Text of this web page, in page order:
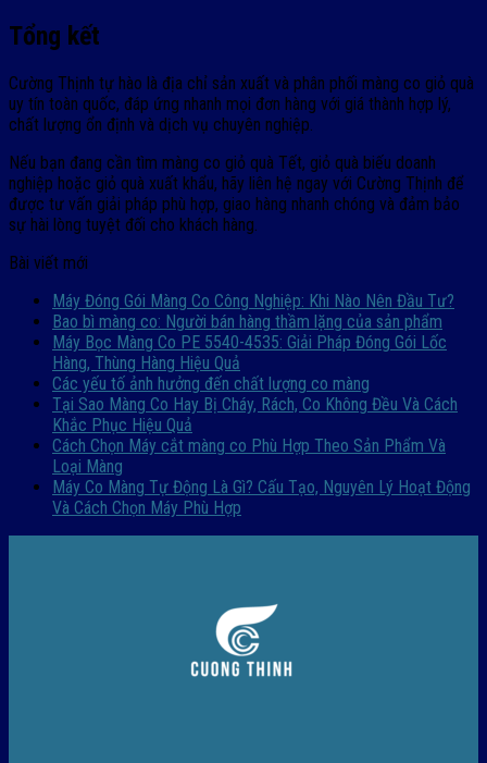
Tổng kết
Cường Thịnh tự hào là địa chỉ sản xuất và phân phối màng co giỏ quà
uy tín toàn quốc, đáp ứng nhanh mọi đơn hàng với giá thành hợp lý,
chất lượng ổn định và dịch vụ chuyên nghiệp.
Nếu bạn đang cần tìm màng co giỏ quà Tết, giỏ quà biếu doanh
nghiệp hoặc giỏ quà xuất khẩu, hãy liên hệ ngay với Cường Thịnh để
được tư vấn giải pháp phù hợp, giao hàng nhanh chóng và đảm bảo
sự hài lòng tuyệt đối cho khách hàng.
Bài viết mới
Máy Đóng Gói Màng Co Công Nghiệp: Khi Nào Nên Đầu Tư?
Bao bì màng co: Người bán hàng thầm lặng của sản phẩm
Máy Bọc Màng Co PE 5540-4535: Giải Pháp Đóng Gói Lốc
Hàng, Thùng Hàng Hiệu Quả
Các yếu tố ảnh hưởng đến chất lượng co màng
Tại Sao Màng Co Hay Bị Cháy, Rách, Co Không Đều Và Cách
Khắc Phục Hiệu Quả
Cách Chọn Máy cắt màng co Phù Hợp Theo Sản Phẩm Và
Loại Màng
Máy Co Màng Tự Động Là Gì? Cấu Tạo, Nguyên Lý Hoạt Động
Và Cách Chọn Máy Phù Hợp